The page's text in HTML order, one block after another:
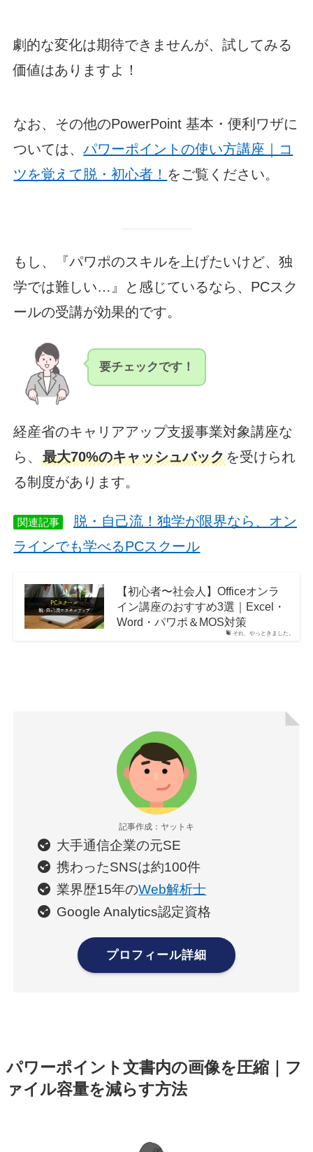
劇的な変化は期待できませんが、試してみる
価値はありますよ！
なお、その他のPowerPoint 基本・便利ワザに
ついては、パワーポイントの使い方講座｜コ
ツを覚えて脱・初心者！ をご覧ください。
もし、『パワポのスキルを上げたいけど、独
学では難しい…』と感じているなら、PCスク
ールの受講が効果的です。
要チェックです！
経産省のキャリアアップ支援事業対象講座な
ら、最大70%のキャッシュバックを受けられ
る制度があります。
関連記事
脱・自己流！独学が限界なら、オン
ラインでも学べるPCスクール
それ、やっときました。
【初心者〜社会人】Officeオンラ
イン講座のおすすめ3選｜Excel・
Word・パワポ＆MOS対策
記事作成：ヤットキ
大手通信企業の元SE
携わったSNSは約100件
業界歴15年のWeb解析士
Google Analytics認定資格
プロフィール詳細
パワーポイント文書内の画像を圧縮｜フ
ァイル容量を減らす方法